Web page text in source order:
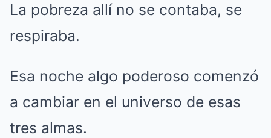
La pobreza allí no se contaba, se
respiraba.
Esa noche algo poderoso comenzó
a cambiar en el universo de esas
tres almas.